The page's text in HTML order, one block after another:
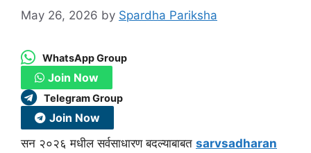
May 26, 2026 by Spardha Pariksha
WhatsApp Group
Join Now
Telegram Group
Join Now
सन २०२६ मधील सर्वसाधारण बदल्याबाबत sarvsadharan